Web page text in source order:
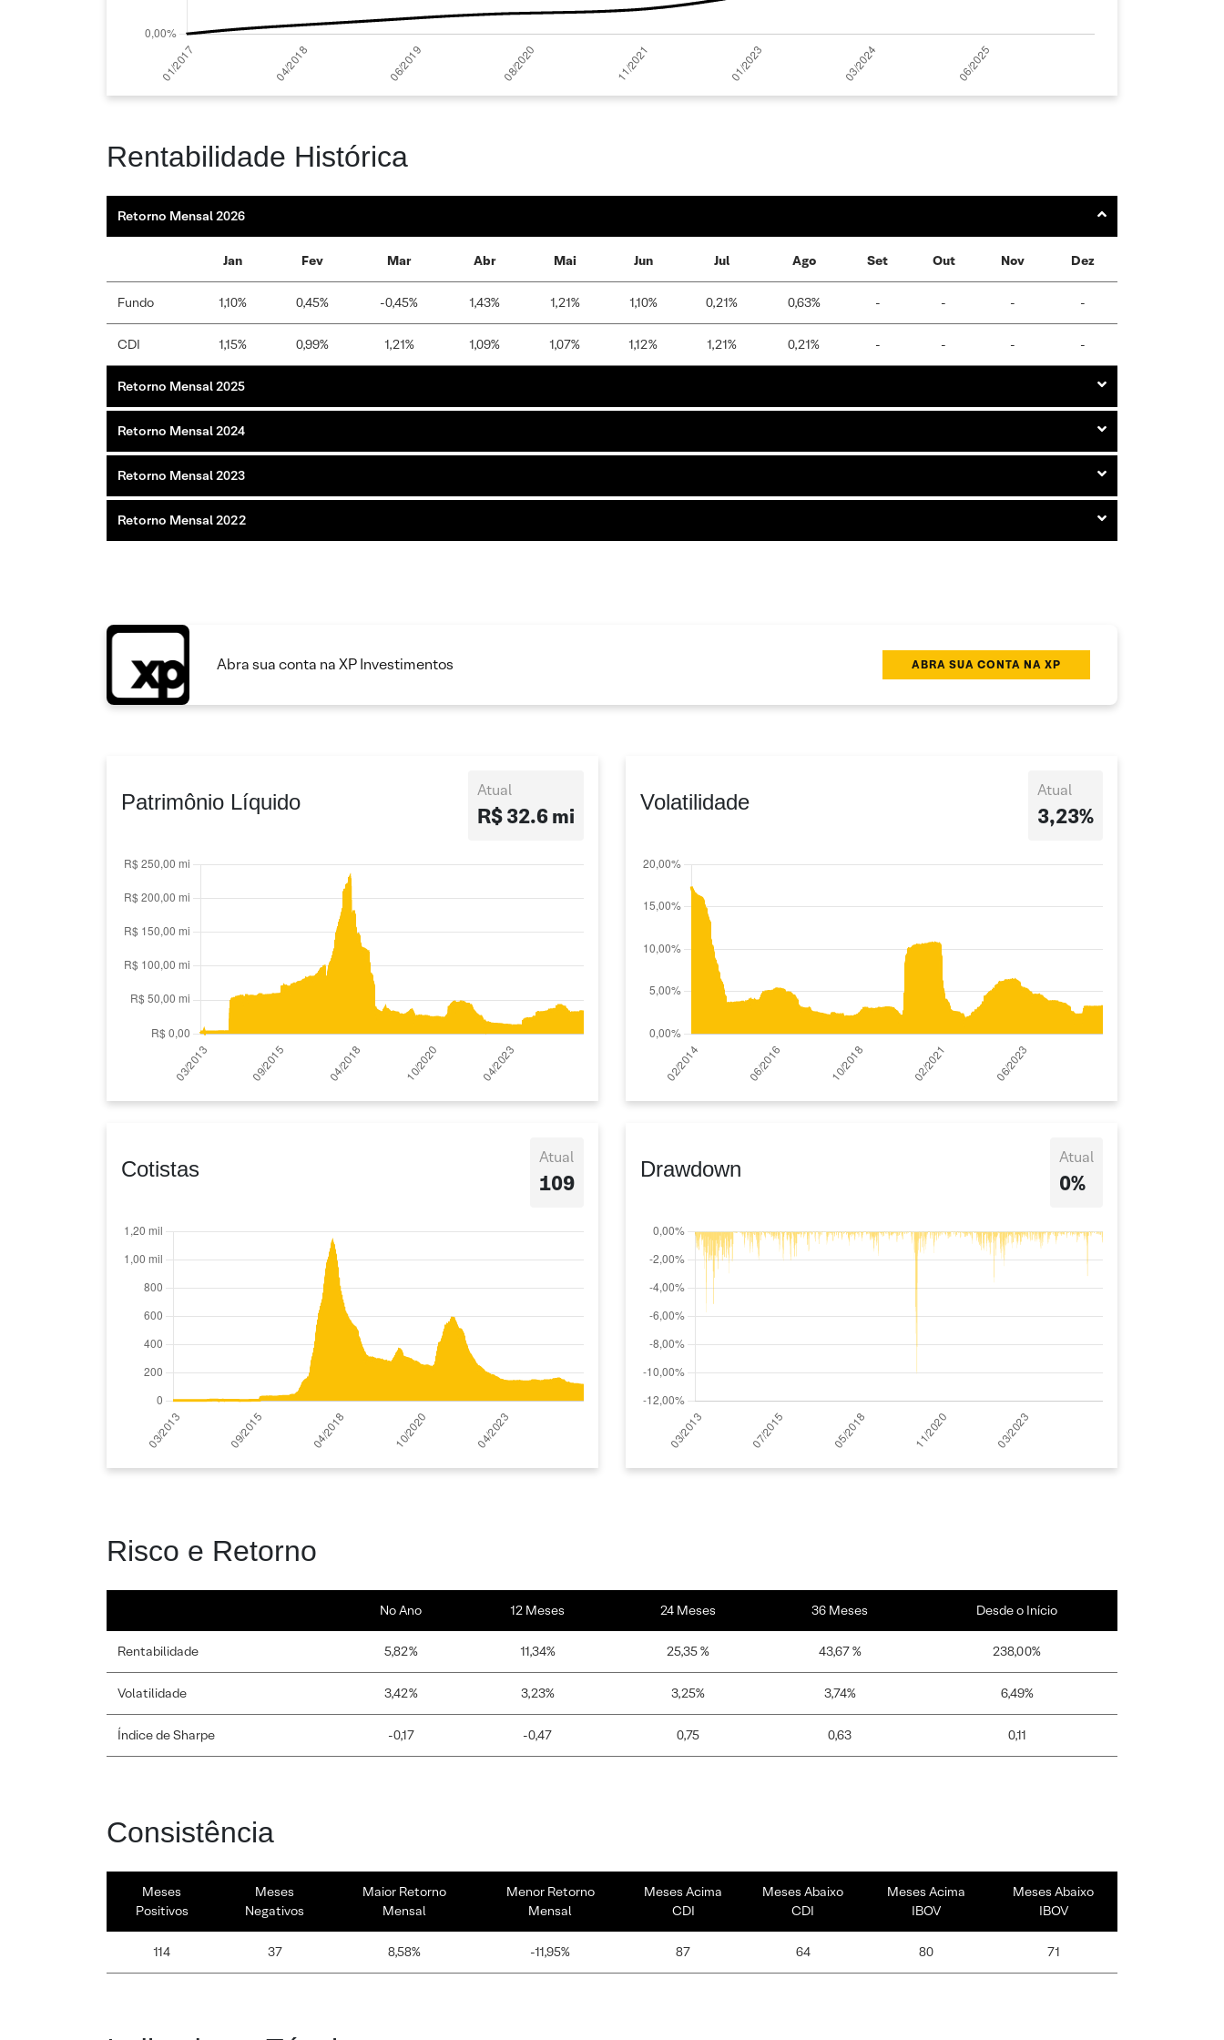
Rentabilidade Histórica
Retorno Mensal 2026
Jan Fev Mar Abr Mai Jun Jul Ago Set Out Nov Dez
Fundo 1,10% 0,45% -0,45% 1,43% 1,21% 1,10% 0,21% 0,63% - - - -
CDI 1,15% 0,99% 1,21% 1,09% 1,07% 1,12% 1,21% 0,21% - - - -
Retorno Mensal 2025
Retorno Mensal 2024
Retorno Mensal 2023
Retorno Mensal 2022
Abra sua conta na XP Investimentos ABRA SUA CONTA NA XP
Patrimônio Líquido Atual
R$ 32.6 mi
Volatilidade Atual
3,23%
Cotistas Atual
109
Drawdown Atual
0%
Risco e Retorno
No Ano 12 Meses 24 Meses 36 Meses Desde o Início
Rentabilidade 5,82% 11,34% 25,35 % 43,67 % 238,00%
Volatilidade 3,42% 3,23% 3,25% 3,74% 6,49%
Índice de Sharpe -0,17 -0,47 0,75 0,63 0,11
Consistência
Meses
Positivos
Meses
Negativos
Maior Retorno
Mensal
Menor Retorno
Mensal
Meses Acima
CDI
Meses Abaixo
CDI
Meses Acima
IBOV
Meses Abaixo
IBOV
114 37 8,58% -11,95% 87 64 80 71